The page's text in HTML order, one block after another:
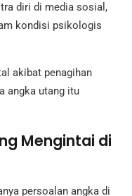
diri di media sosial,
kondisi psikologis
akibat penagihan
angka utang itu
Mengintai di
persoalan angka di